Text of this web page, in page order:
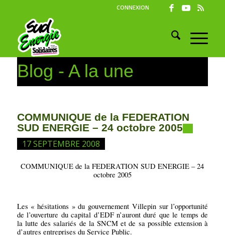
CONNEXION
Blog - A la une
COMMUNIQUE de la FEDERATION
SUD ENERGIE – 24 octobre 2005
17 SEPTEMBRE 2008
COMMUNIQUE de la FEDERATION SUD ENERGIE – 24
octobre 2005
Les « hésitations » du gouvernement Villepin sur l’opportunité
de l’ouverture du capital d’EDF n’auront duré que le temps de
la lutte des salariés de la SNCM et de sa possible extension à
d’autres entreprises du Service Public.